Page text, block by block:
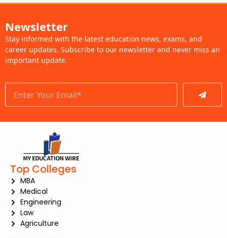
Newsletter
Stay informed with the latest education news, exams, and
career updates. Subscribe to our newsletter and never miss an
important update.
Submit
Top Colleges
MBA
Medical
Engineering
Law
Agriculture